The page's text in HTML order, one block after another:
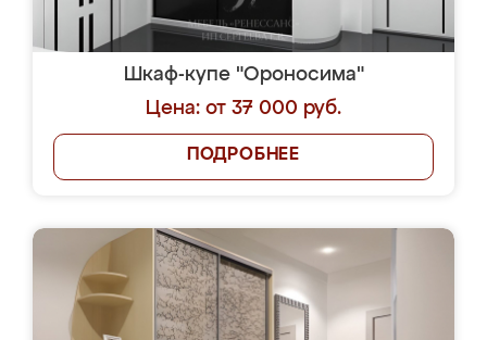
Шкаф-купе "Ороносима"
Цена: от 37 000 руб.
ПОДРОБНЕЕ